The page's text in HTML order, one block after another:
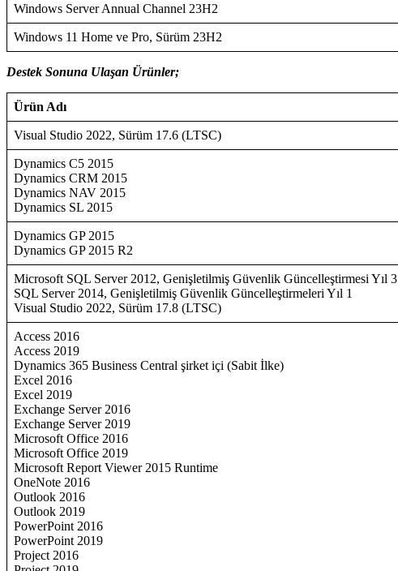
Windows Server Annual Channel 23H2
Windows 11 Home ve Pro, Sürüm 23H2
Destek Sonuna Ulaşan Ürünler;
Ürün Adı
Visual Studio 2022, Sürüm 17.6 (LTSC)
Dynamics C5 2015
Dynamics CRM 2015
Dynamics NAV 2015
Dynamics SL 2015
Dynamics GP 2015
Dynamics GP 2015 R2
Microsoft SQL Server 2012, Genişletilmiş Güvenlik Güncelleştirmesi Yıl 3
SQL Server 2014, Genişletilmiş Güvenlik Güncelleştirmeleri Yıl 1
Visual Studio 2022, Sürüm 17.8 (LTSC)
Access 2016
Access 2019
Dynamics 365 Business Central şirket içi (Sabit İlke)
Excel 2016
Excel 2019
Exchange Server 2016
Exchange Server 2019
Microsoft Office 2016
Microsoft Office 2019
Microsoft Report Viewer 2015 Runtime
OneNote 2016
Outlook 2016
Outlook 2019
PowerPoint 2016
PowerPoint 2019
Project 2016